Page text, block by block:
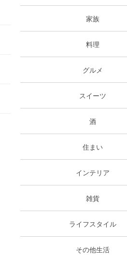
家族
料理
グルメ
スイーツ
酒
住まい
インテリア
雑貨
ライフスタイル
その他生活